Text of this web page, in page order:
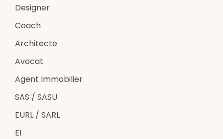
Designer
Coach
Architecte
Avocat
Agent Immobilier
SAS / SASU
EURL / SARL
EI